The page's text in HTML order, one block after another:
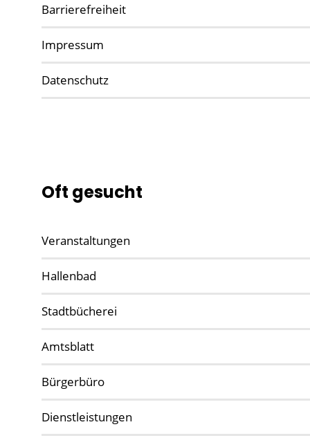
Barrierefreiheit
Impressum
Datenschutz
Oft gesucht
Veranstaltungen
Hallenbad
Stadtbücherei
Amtsblatt
Bürgerbüro
Dienstleistungen